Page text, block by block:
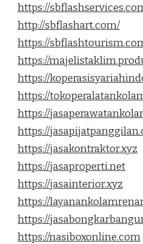
https://
http://sbflashart.com/
https://
https://
https://
https://
https://
https://
https://jasakontraktor.xyz
https://jasaproperti.net
https://jasainterior.xyz
https://
https://
https://nasiboxonline.com